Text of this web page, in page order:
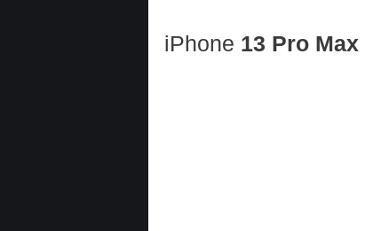
iPhone 13 Pro Max